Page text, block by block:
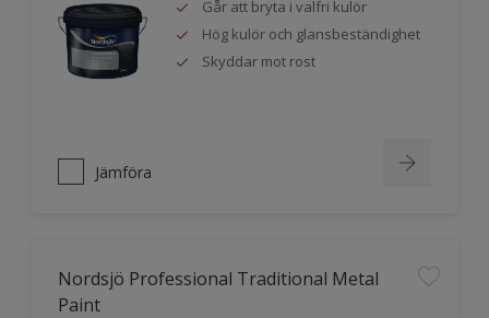
Går att bryta i valfri kulör
Hög kulör och glansbeständighet
Skyddar mot rost
Jämföra
Nordsjö Professional Traditional Metal
Paint